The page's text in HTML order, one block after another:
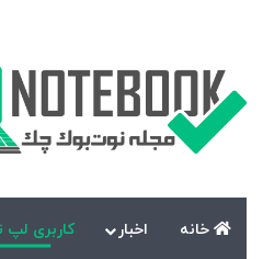
خانه اخبار کاربری لپ